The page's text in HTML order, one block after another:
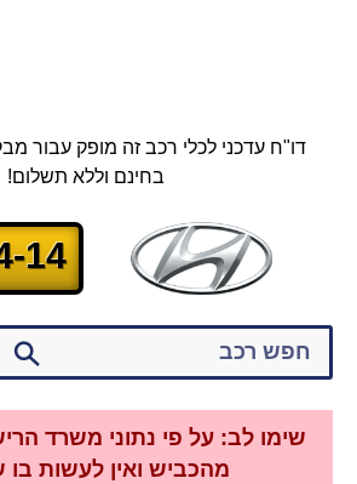
דו"ח עדכני לכלי רכב זה מופק עבור
בחינם וללא תשלום!
14
שימו לב: על פי נתוני משרד
מהכביש ואין לעשות בו